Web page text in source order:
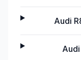
Audi
Audi